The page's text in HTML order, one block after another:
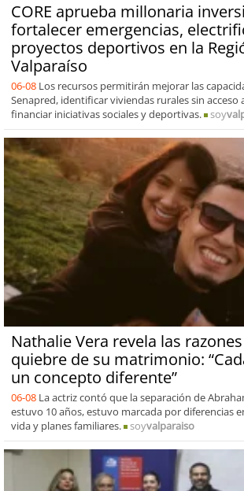
CORE aprueba millonaria
fortalecer emergencias,
proyectos deportivos en la
Valparaíso
06-08 Los recursos permitirán mejorar las
Senapred, identificar viviendas rurales sin acceso
financiar iniciativas sociales y deportivas.
soy
Nathalie Vera revela las
quiebre de su matrimonio:
un concepto diferente”
06-08 La actriz contó que la separación de
estuvo 10 años, estuvo marcada por diferencias
vida y planes familiares.
soyvalparaiso